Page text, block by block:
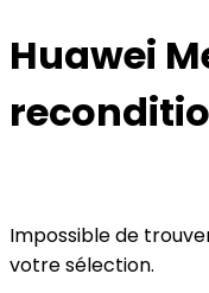
Huawei
Impossible de
votre sélection.